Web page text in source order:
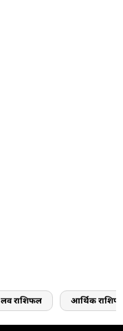
लव राशिफल आर्थिक